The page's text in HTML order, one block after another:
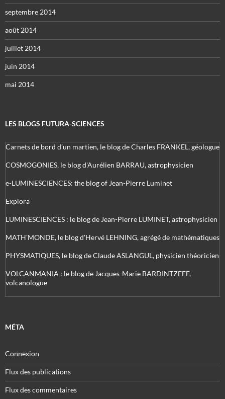
septembre 2014
août 2014
juillet 2014
juin 2014
mai 2014
LES BLOGS FUTURA-SCIENCES
Carnets de bord d’un martien, le blog de Charles FRANKEL, géologue
COSMOGONIES, le blog d'Aurélien BARRAU, astrophysicien
e-LUMINESCIENCES: the blog of Jean-Pierre Luminet
Explora
LUMINESCIENCES : le blog de Jean-Pierre LUMINET, astrophysicien
MATH'MONDE, le blog d'Hervé LEHNING, agrégé de mathématiques
PHYSMATIQUES, le blog de Claude ASLANGUL, physicien théoricien
VOLCANMANIA : le blog de Jacques-Marie BARDINTZEFF,
volcanologue
MÉTA
Connexion
Flux des publications
Flux des commentaires